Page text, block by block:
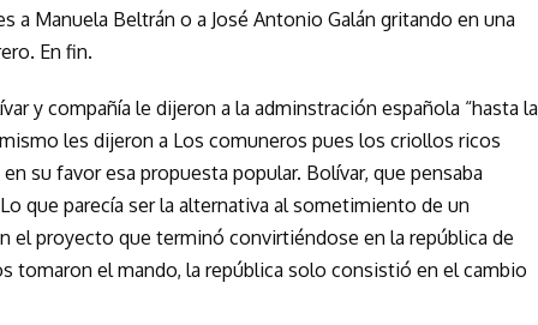
a Manuela Beltrán o a José Antonio Galán gritando en una
En fin.
y compañía le dijeron a la adminstración española “hasta la
les dijeron a Los comuneros pues los criollos ricos
su favor esa propuesta popular. Bolívar, que pensaba
que parecía ser la alternativa al sometimiento de un
el proyecto que terminó convirtiéndose en la república de
tomaron el mando, la república solo consistió en el cambio